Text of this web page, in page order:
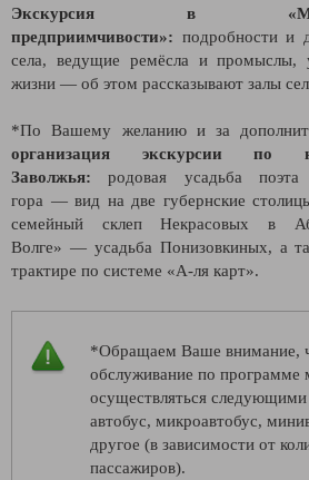
Экскурсия в «
предприимчивости»: подробности и
села, ведущие ремёсла и промыслы,
жизни — об этом рассказывают залы
*По Вашему желанию и за
организация экскурсии по
Заволжья: родовая усадьба
гора —вид на две губернские
семейный склеп Некрасовых в
Волге» —усадьба Понизовкиных, а
трактире по системе «А-ля карт».
*Обращаем Ваше внимание,
обслуживание по программе
осуществляться
автобус, микроавтобус,
другое (в зависимости от
пассажиров).